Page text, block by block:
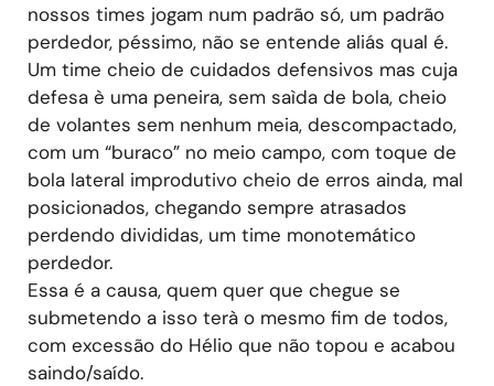
nossos times jogam num padrão só, um padrão
perdedor, péssimo, não se entende aliás qual é.
Um time cheio de cuidados defensivos mas cuja
defesa è uma peneira, sem saìda de bola, cheio
de volantes sem nenhum meia, descompactado,
com um “buraco” no meio campo, com toque de
bola lateral improdutivo cheio de erros ainda, mal
posicionados, chegando sempre atrasados
perdendo divididas, um time monotemático
perdedor.
Essa é a causa, quem quer que chegue se
submetendo a isso terà o mesmo fim de todos,
com excessão do Hélio que não topou e acabou
saindo/saído.